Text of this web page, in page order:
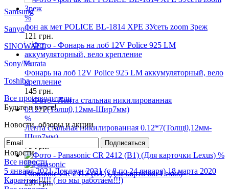
%
фон ак мет POLICE BL-1814 XPE ЗУсеть zoom 3реж
121 грн.
%
Фонарь на лоб 12V Police 925 LM аккумуляторный, вело
крепление
145 грн.
%
Лента стальная никилированная 0.12*7(Толщ0,12мм-
Шир7мм)
79грн.
%
Panasonic CR 2412 (B1) (Для карточки Lexus)
237грн.
Panasonic
Samsung
Sanyo
SINOWATT
Sony/Murata
Toshiba
Все производители
Будьте в курсе!
Новости, обзоры и акции
Подписаться
Новости
Все новости